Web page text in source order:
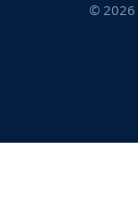
© 2026